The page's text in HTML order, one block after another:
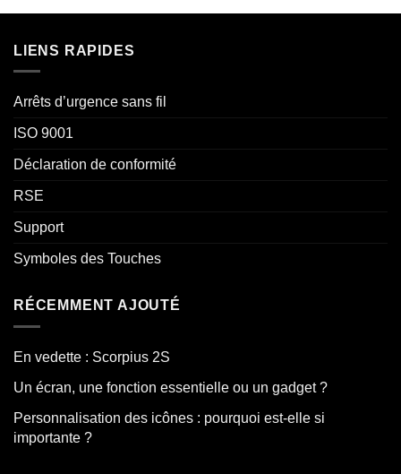
LIENS RAPIDES
Arrêts d’urgence sans fil
ISO 9001
Déclaration de conformité
RSE
Support
Symboles des Touches
RÉCEMMENT AJOUTÉ
En vedette : Scorpius 2S
Un écran, une fonction essentielle ou un gadget ?
Personnalisation des icônes : pourquoi est-elle si
importante ?